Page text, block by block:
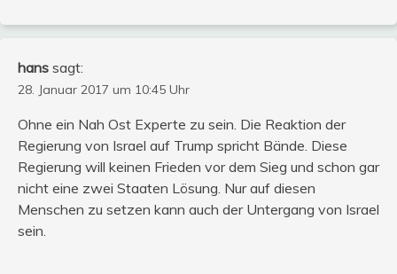
hans sagt:
28. Januar 2017 um 10:45 Uhr
Ohne ein Nah Ost Experte zu sein. Die Reaktion der
Regierung von Israel auf Trump spricht Bände. Diese
Regierung will keinen Frieden vor dem Sieg und schon gar
nicht eine zwei Staaten Lösung. Nur auf diesen
Menschen zu setzen kann auch der Untergang von Israel
sein.